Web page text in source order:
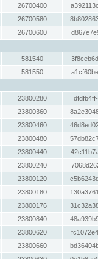
26700400
26700580
26700600
581540
581550
23800280
23800360
23800460
23800480
23800440
23800240
23800120
23800180
23800176
23800840
23800620
23800660